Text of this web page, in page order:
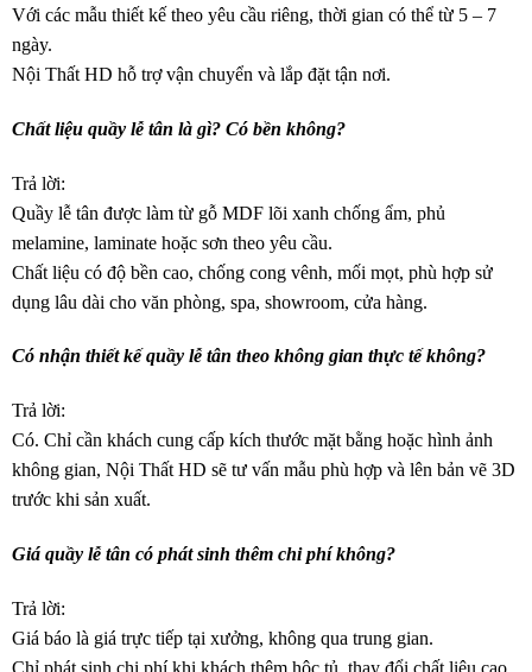
Với các mẫu thiết kế theo yêu cầu riêng, thời gian có thể từ 5 – 7
ngày.
Nội Thất HD hỗ trợ vận chuyển và lắp đặt tận nơi.
Chất liệu quầy lễ tân là gì? Có bền không?
Trả lời:
Quầy lễ tân được làm từ gỗ MDF lõi xanh chống ẩm, phủ
melamine, laminate hoặc sơn theo yêu cầu.
Chất liệu có độ bền cao, chống cong vênh, mối mọt, phù hợp sử
dụng lâu dài cho văn phòng, spa, showroom, cửa hàng.
Có nhận thiết kế quầy lễ tân theo không gian thực tế không?
Trả lời:
Có. Chỉ cần khách cung cấp kích thước mặt bằng hoặc hình ảnh
không gian, Nội Thất HD sẽ tư vấn mẫu phù hợp và lên bản vẽ 3D
trước khi sản xuất.
Giá quầy lễ tân có phát sinh thêm chi phí không?
Trả lời:
Giá báo là giá trực tiếp tại xưởng, không qua trung gian.
Chỉ phát sinh chi phí khi khách thêm hộc tủ, thay đổi chất liệu cao